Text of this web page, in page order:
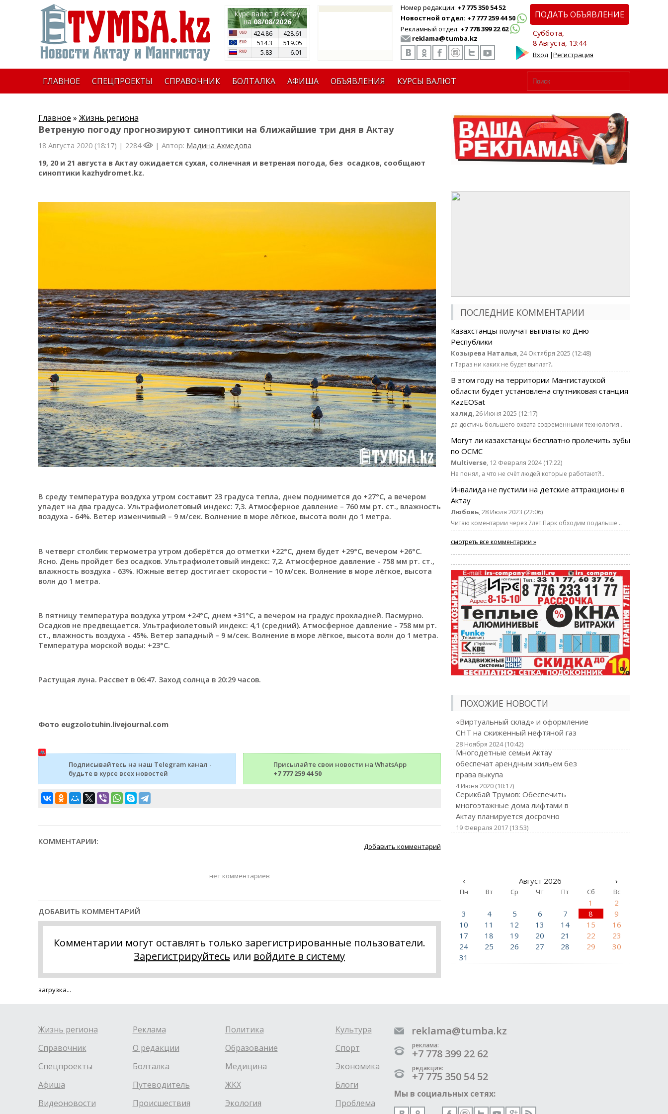
Курс валют в Актау
на08/08/2026
424.86
428.61
514.3
519.05
5.83
6.01
Номер редакции: +7 775 350 54 52
Новостной отдел: +7 777 259 44 50
Рекламный отдел: +7 778 399 22 62
reklama@tumba.kz
ПОДАТЬ ОБЪЯВЛЕНИЕ
Суббота,
8 Августа, 13:44
Вход|Регистрация
ГЛАВНОЕ СПЕЦПРОЕКТЫ СПРАВОЧНИК БОЛТАЛКА АФИША ОБЪЯВЛЕНИЯ КУРСЫ ВАЛЮТ
Главное » Жизнь региона
Ветреную погоду прогнозируют синоптики на ближайшие три дня в Актау
18 Августа 2020 (18:17) | 2284 | Автор: Мадина Ахмедова
19, 20 и 21 августа в Актау ожидается сухая, солнечная и ветреная погода, без осадков, сообщают
синоптики kazhydromet.kz.
В среду температура воздуха утром составит 23 градуса тепла, днем поднимется до +27°С, а вечером
упадет на два градуса. Ультрафиолетовый индекс: 7,3. Атмосферное давление – 760 мм рт. ст., влажность
воздуха - 64%. Ветер изменчивый – 9 м/сек. Волнение в море лёгкое, высота волн до 1 метра.
В четверг столбик термометра утром доберётся до отметки +22°С, днем будет +29°С, вечером +26°С.
Ясно. День пройдет без осадков. Ультрафиолетовый индекс: 7,2. Атмосферное давление - 758 мм рт. ст.,
влажность воздуха - 63%. Южные ветер достигает скорости – 10 м/сек. Волнение в море лёгкое, высота
волн до 1 метра.
В пятницу температура воздуха утром +24°С, днем +31°С, а вечером на градус прохладней. Пасмурно.
Осадков не предвещается. Ультрафиолетовый индекс: 4,1 (средний). Атмосферное давление - 758 мм рт.
ст., влажность воздуха - 45%. Ветер западный – 9 м/сек. Волнение в море лёгкое, высота волн до 1 метра.
Температура морской воды: +23°C.
Растущая луна. Рассвет в 06:47. Заход солнца в 20:29 часов.
Фото eugzolotuhin.livejournal.com
Подписывайтесь на наш Telegram канал -
будьте в курсе всех новостей
Присылайте свои новости на WhatsApp
+7 777 259 44 50
КОММЕНТАРИИ:
Добавить комментарий
нет комментариев
ДОБАВИТЬ КОММЕНТАРИЙ
Комментарии могут оставлять только зарегистрированные пользователи.
Зарегистрируйтесь или войдите в систему
загрузка...
ПОСЛЕДНИЕ КОММЕНТАРИИ
Казахстанцы получат выплаты ко Дню
Республики
Козырева Наталья, 24 Октября 2025 (12:48)
г.Тараз ни каких не будет выплат?..
В этом году на территории Мангистауской
области будет установлена спутниковая станция
KazEOSat
халид, 26 Июня 2025 (12:17)
да достичь большего охвата современными технология..
Могут ли казахстанцы бесплатно пролечить зубы
по ОСМС
Multiverse, 12 Февраля 2024 (17:22)
Не понял, а что не счёт людей которые работают?!..
Инвалида не пустили на детские аттракционы в
Актау
Любовь, 28 Июля 2023 (22:06)
Читаю коментарии через 7лет.Парк обходим подальше ..
смотреть все комментарии »
ПОХОЖИЕ НОВОСТИ
«Виртуальный склад» и оформление
СНТ на сжиженный нефтяной газ
28 Ноября 2024 (10:42)
Многодетные семьи Актау
обеспечат арендным жильем без
права выкупа
4 Июня 2020 (10:17)
Серикбай Трумов: Обеспечить
многоэтажные дома лифтами в
Актау планируется досрочно
19 Февраля 2017 (13:53)
‹ Август 2026 ›
Пн Вт Ср Чт Пт Сб Вс
1
2
3
4 5 6 7 8
9
10
11 12 13 14 15
16
17
18 19 20 21 22
23
24
25 26 27 28 29
30
31
Жизнь региона
Справочник
Спецпроекты
Афиша
Видеоновости
Реклама
О редакции
Болталка
Путеводитель
Происшествия
Политика
Образование
Медицина
ЖКХ
Экология
Культура
Спорт
Экономика
Блоги
Проблема
reklama@tumba.kz
реклама:
+7 778 399 22 62
редакция:
+7 775 350 54 52
Мы в социальных сетях: